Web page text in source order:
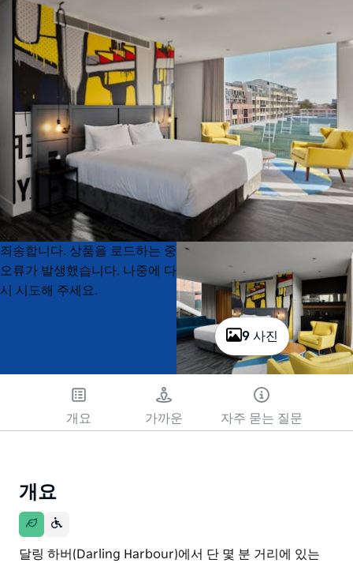
9 사진
Product
List
Product
List
죄송합니다. 상품을 로드하는 중
오류가 발생했습니다. 나중에 다
시 시도해 주세요.
개요 가까운 자주 묻는 질문
개요
달링 하버(Darling Harbour)에서 단 몇 분 거리에 있는